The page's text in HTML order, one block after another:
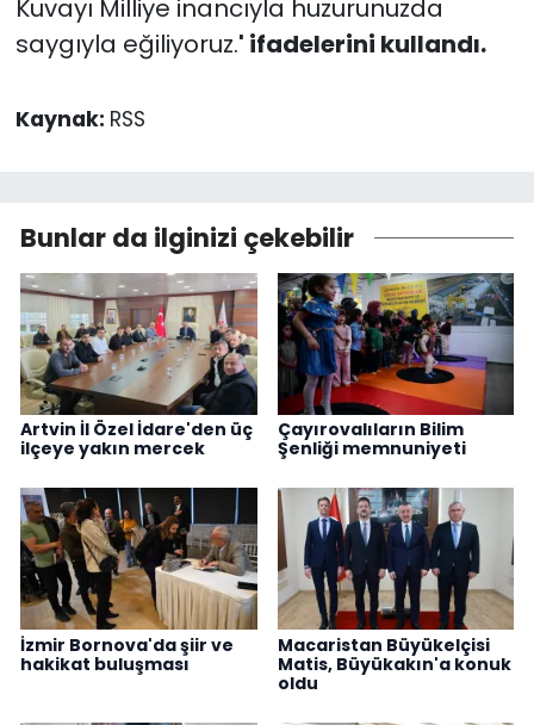
Kuvayı Milliye inancıyla huzurunuzda
saygıyla eğiliyoruz.' ifadelerini kullandı.
Kaynak: RSS
Bunlar da ilginizi çekebilir
Artvin İl Özel İdare'den üç
ilçeye yakın mercek
Çayırovalıların Bilim
Şenliği memnuniyeti
İzmir Bornova'da şiir ve
hakikat buluşması
Macaristan Büyükelçisi
Matis, Büyükakın'a konuk
oldu